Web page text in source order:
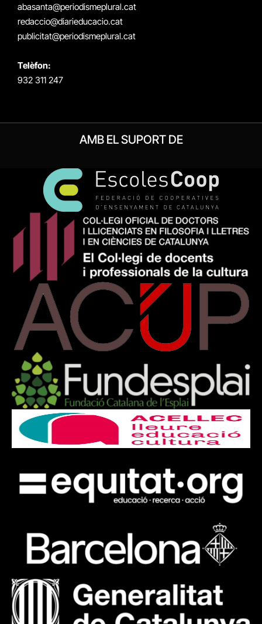
abasanta@periodismeplural.cat
redaccio@diarieducacio.cat
publicitat@periodismeplural.cat
Telèfon:
932 311 247
AMB EL SUPORT DE